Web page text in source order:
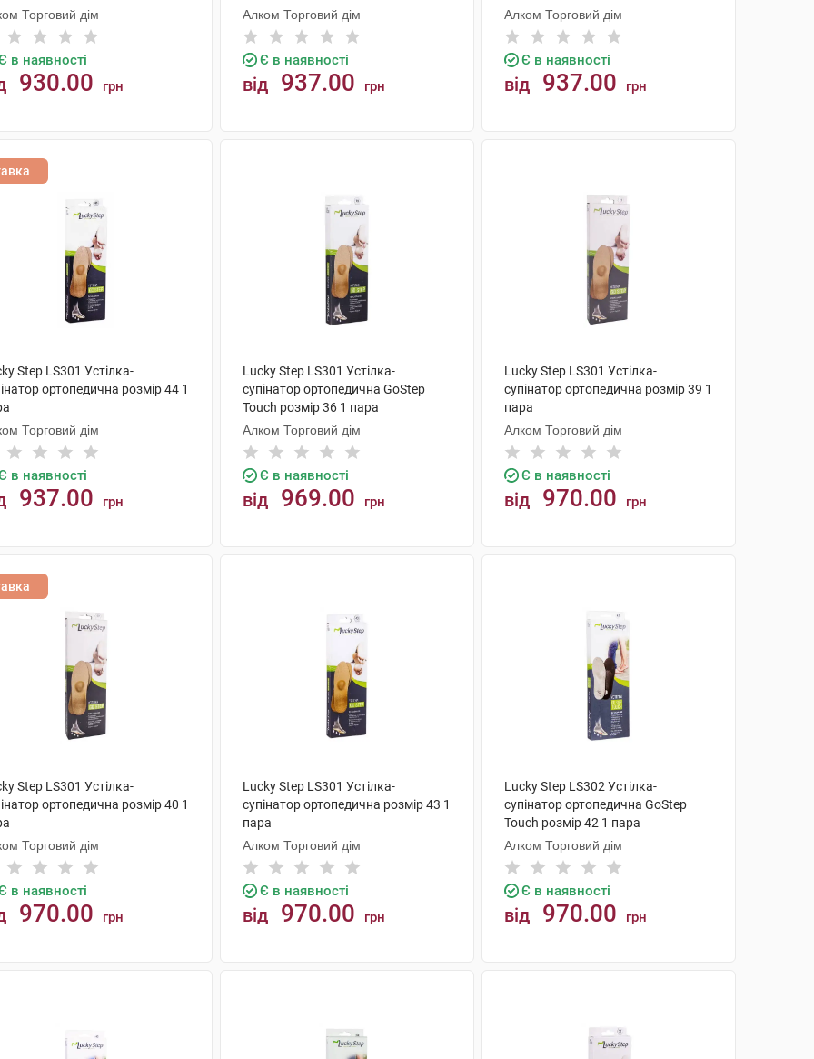
Торговий дім
в наявності
930.00 грн
Алком Торговий дім
Є в наявності
від 937.00 грн
Алком Торговий дім
Є в наявності
від 937.00 грн
Step LS301 Устілка-
ортопедична розмір 44 1
Торговий дім
в наявності
937.00 грн
Lucky Step LS301 Устілка-
супінатор ортопедична GoStep
Touch розмір 36 1 пара
Алком Торговий дім
Є в наявності
від 969.00 грн
Lucky Step LS301 Устілка-
супінатор ортопедична розмір 39 1
пара
Алком Торговий дім
Є в наявності
від 970.00 грн
Step LS301 Устілка-
ортопедична розмір 40 1
Торговий дім
в наявності
970.00 грн
Lucky Step LS301 Устілка-
супінатор ортопедична розмір 43 1
пара
Алком Торговий дім
Є в наявності
від 970.00 грн
Lucky Step LS302 Устілка-
супінатор ортопедична GoStep
Touch розмір 42 1 пара
Алком Торговий дім
Є в наявності
від 970.00 грн